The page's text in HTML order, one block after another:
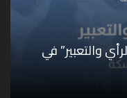
والتعبير” في